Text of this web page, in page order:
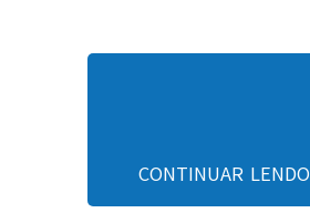
CONTINUAR LENDO